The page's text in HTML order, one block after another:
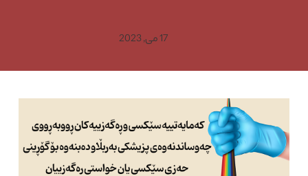
17 می, 2023